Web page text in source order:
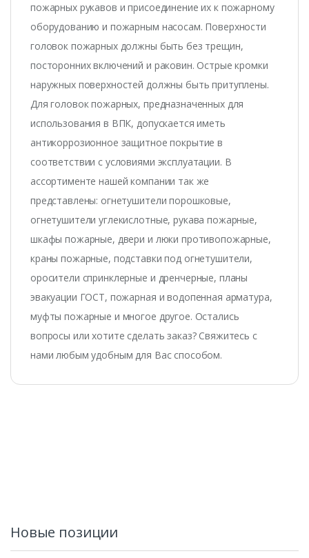
пожарных рукавов и присоединение их к пожарному
оборудованию и пожарным насосам. Поверхности
головок пожарных должны быть без трещин,
посторонних включений и раковин. Острые кромки
наружных поверхностей должны быть притуплены.
Для головок пожарных, предназначенных для
использования в ВПК, допускается иметь
антикоррозионное защитное покрытие в
соответствии с условиями эксплуатации. В
ассортименте нашей компании так же
представлены: огнетушители порошковые,
огнетушители углекислотные, рукава пожарные,
шкафы пожарные, двери и люки противопожарные,
краны пожарные, подставки под огнетушители,
оросители спринклерные и дренчерные, планы
эвакуации ГОСТ, пожарная и водопенная арматура,
муфты пожарные и многое другое. Остались
вопросы или хотите сделать заказ? Свяжитесь с
нами любым удобным для Вас способом.
Новые позиции